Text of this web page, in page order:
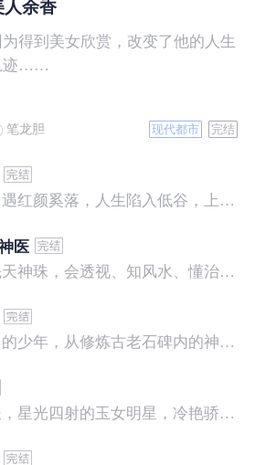
人余香
为得到美女欣赏，改变了他的人生
迹……
笔龙胆 现代都市 完结
凌志远遭上司打压，遇红颜奚落，人生陷入低谷，上帝在关上一扇门的同时，势必会留下一扇窗，面对稍纵即逝的机会，他果断出手了……
医
房产销售员顾铭得先天神珠，会透视、知风水、懂治病、有神通，开始逆袭人生。
一个从边陲小城走出的少年，从修炼古老石碑内的神秘一式开始，一路高歌狂飙，打造一片属于自己的天下……
温柔大方的美女校长，星光四射的玉女明星，冷艳骄傲的美女特工，一个二个，全都跑来，撒娇撒赖的要他做她们的私房保镖，这是为什么呢？